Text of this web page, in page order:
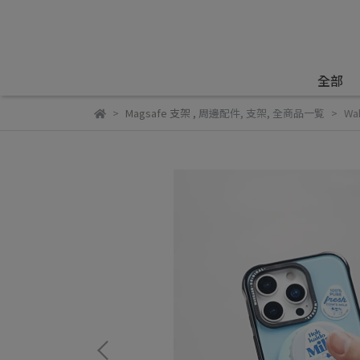
全部
Magsafe 支架 , 周邊配件, 支架, 全商品一覧